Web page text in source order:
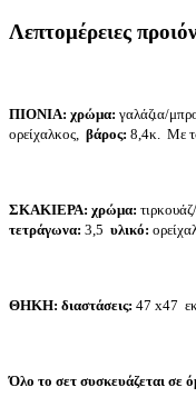
Λεπτομέρειες
ΠΙΟΝΙΑ: χρώμα: γαλάζια/
ορείχαλκος, βάρος: 8,4κ. Με
ΣΚΑΚΙΕΡΑ: χρώμα:
τετράγωνα: 3,5 υλικό:
ΘΗΚΗ: διαστάσεις: 47 x47
Όλο το σετ συσκευάζεται σε